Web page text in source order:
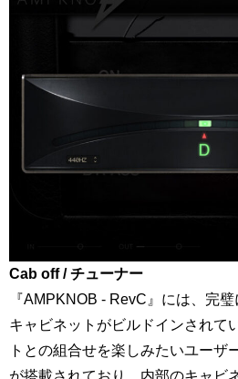
Cab off / チューナー
『AMPKNOB - RevC』には、完
キャビネットがビルドインされて
トとの組合せを楽しみたいユーザ
が搭載されており、内部のキャビ